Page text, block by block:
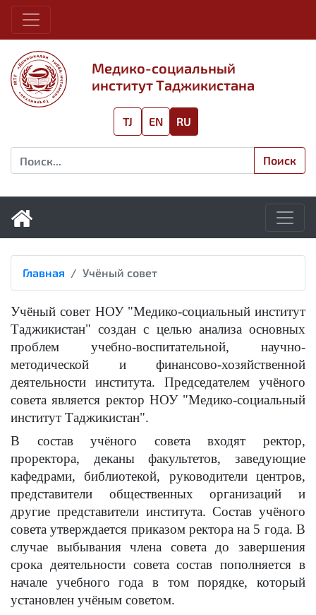
Медико-социальный
институт Таджикистана
Поиск
TJ RU
EN
Главная Учёный совет
Учёный совет НОУ "Медико-социальный институт
Таджикистан" создан с целью анализа основных
проблем учебно-воспитательной, научно-
методической и финансово-хозяйственной
деятельности института. Председателем учёного
совета является ректор НОУ "Медико-социальный
институт Таджикистан".
В состав учёного совета входят ректор,
проректора, деканы факультетов, заведующие
кафедрами, библиотекой, руководители центров,
представители общественных организаций и
другие представители института. Состав учёного
совета утверждается приказом ректора на 5 года. В
случае выбывания члена совета до завершения
срока деятельности совета состав пополняется в
начале учебного года в том порядке, который
установлен учёным советом.